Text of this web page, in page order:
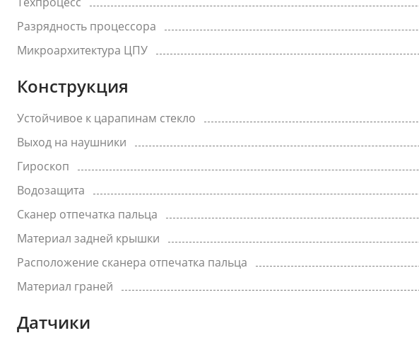
Разрядность процессора
Микроархитектура ЦПУ
Конструкция
Устойчивое к царапинам стекло
Выход на наушники
Гироскоп
Водозащита
Сканер отпечатка пальца
Материал задней крышки
Расположение сканера отпечатка пальца
Материал граней
Датчики